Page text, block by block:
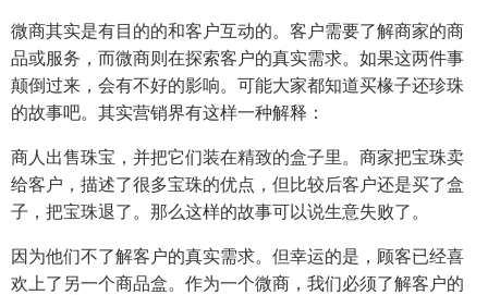
微商其实是有目的的和客户互动的。客户需要了解商家的商
品或服务，而微商则在探索客户的真实需求。如果这两件事
颠倒过来，会有不好的影响。可能大家都知道买椽子还珍珠
的故事吧。其实营销界有这样一种解释：
商人出售珠宝，并把它们装在精致的盒子里。商家把宝珠卖
给客户，描述了很多宝珠的优点，但比较后客户还是买了盒
子，把宝珠退了。那么这样的故事可以说生意失败了。
因为他们不了解客户的真实需求。但幸运的是，顾客已经喜
欢上了另一个商品盒。作为一个微商，我们必须了解客户的